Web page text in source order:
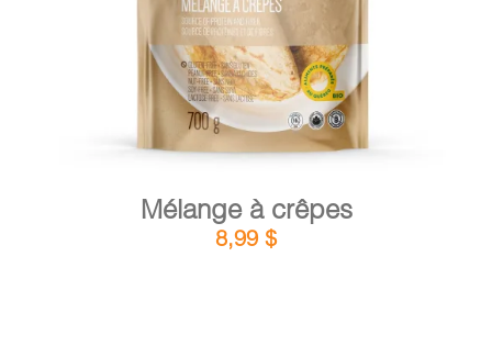
Mélange à crêpes
8,99 $